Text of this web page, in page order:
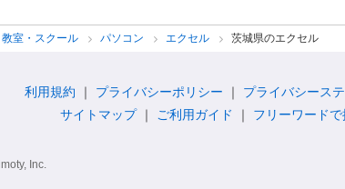
教室・スクール パソコン エクセル 茨城県のエクセル
利用規約 プライバシーポリシー プライバシース
サイトマップ
ご利用ガイド フリーワードで
Inc.